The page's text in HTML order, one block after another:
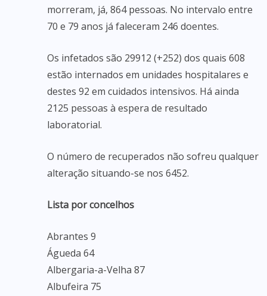
morreram, já, 864 pessoas. No intervalo entre
70 e 79 anos já faleceram 246 doentes.
Os infetados são 29912 (+252) dos quais 608
estão internados em unidades hospitalares e
destes 92 em cuidados intensivos. Há ainda
2125 pessoas à espera de resultado
laboratorial.
O número de recuperados não sofreu qualquer
alteração situando-se nos 6452.
Lista por concelhos
Abrantes 9
Águeda 64
Albergaria-a-Velha 87
Albufeira 75